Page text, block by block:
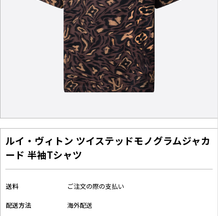
ルイ・ヴィトン ツイステッドモノグラムジャカ
ード 半袖Tシャツ
送料 ご注文の際の支払い
配送方法 海外配送